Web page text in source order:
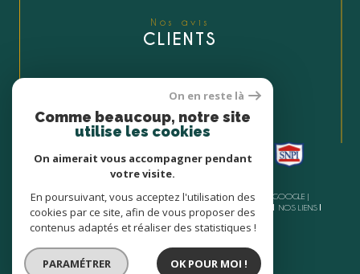
Nos avis
CLIENTS
Nous
ADHÉRONS
© 2026 | TOUS DROITS RÉSERVÉS | TRADUCTION POWERED BY GOOGLE |
NOS HONORAIRES
PLAN DU SITE
NOS LIENS
POLITIQUE RGPD
COOKIES
On en reste là
Comme beaucoup, notre site
utilise les cookies
On aimerait vous accompagner pendant
votre visite.
En poursuivant, vous acceptez l'utilisation des
cookies par ce site, afin de vous proposer des
contenus adaptés et réaliser des statistiques !
PARAMÉTRER OK POUR MOI !